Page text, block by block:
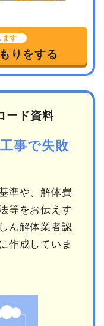
ます
りをする
ード資料
事で失敗
準や、解体費
等をお伝えす
ん解体業者認
作成していま